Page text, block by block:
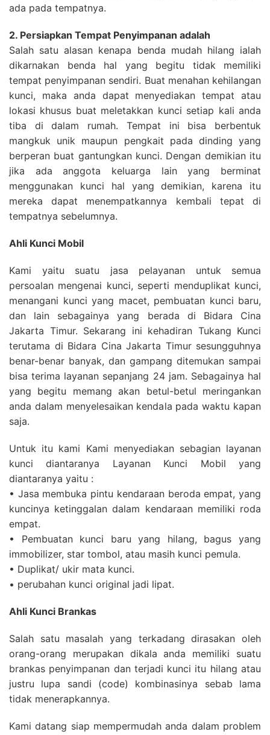
ada pada tempatnya.
2. Persiapkan Tempat Penyimpanan adalah
Salah satu alasan kenapa benda mudah hilang ialah
dikarnakan benda hal yang begitu tidak memiliki
tempat penyimpanan sendiri. Buat menahan kehilangan
kunci, maka anda dapat menyediakan tempat atau
lokasi khusus buat meletakkan kunci setiap kali anda
tiba di dalam rumah. Tempat ini bisa berbentuk
mangkuk unik maupun pengkait pada dinding yang
berperan buat gantungkan kunci. Dengan demikian itu
jika ada anggota keluarga lain yang berminat
menggunakan kunci hal yang demikian, karena itu
mereka dapat menempatkannya kembali tepat di
tempatnya sebelumnya.
Ahli Kunci Mobil
Kami yaitu suatu jasa pelayanan untuk semua
persoalan mengenai kunci, seperti menduplikat kunci,
menangani kunci yang macet, pembuatan kunci baru,
dan lain sebagainya yang berada di Bidara Cina
Jakarta Timur. Sekarang ini kehadiran Tukang Kunci
terutama di Bidara Cina Jakarta Timur sesungguhnya
benar-benar banyak, dan gampang ditemukan sampai
bisa terima layanan sepanjang 24 jam. Sebagainya hal
yang begitu memang akan betul-betul meringankan
anda dalam menyelesaikan kendala pada waktu kapan
saja.
Untuk itu kami Kami menyediakan sebagian layanan
kunci diantaranya Layanan Kunci Mobil yang
diantaranya yaitu :
• Jasa membuka pintu kendaraan beroda empat, yang
kuncinya ketinggalan dalam kendaraan memiliki roda
empat.
• Pembuatan kunci baru yang hilang, bagus yang
immobilizer, star tombol, atau masih kunci pemula.
• Duplikat/ ukir mata kunci.
• perubahan kunci original jadi lipat.
Ahli Kunci Brankas
Salah satu masalah yang terkadang dirasakan oleh
orang-orang merupakan dikala anda memiliki suatu
brankas penyimpanan dan terjadi kunci itu hilang atau
justru lupa sandi (code) kombinasinya sebab lama
tidak menerapkannya.
Kami datang siap mempermudah anda dalam problem